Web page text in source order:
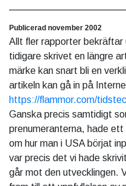
Publicerad november 2002
Allt fler rapporter
tidigare skrivet en längre
märke kan snart bli en
artikeln kan gå in på
https://flammor.com/
Ganska precis samtidigt
prenumeranterna, hade
om hur man i USA börjat
var precis det vi hade
går mot den utvecklingen.